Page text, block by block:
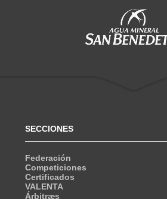
SECCIONES
Federación
Competiciones
Certificados
VALENTA
Árbitræs